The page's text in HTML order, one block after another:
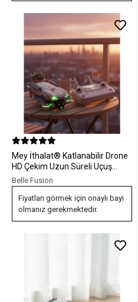
Mey İthalat® Katlanabilir Drone
HD Çekim Uzun Süreli Uçuş
Deneyimi
Belle Fusion
Fiyatları görmek için onaylı bayi
olmanız gerekmektedir.